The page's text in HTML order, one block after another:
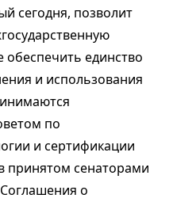
сегодня, позволит
обеспечить единство
и использования
по
и сертификации
сенаторами
о